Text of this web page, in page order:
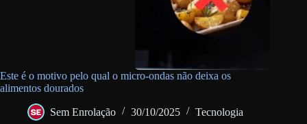
Este é o motivo pelo qual o micro-ondas não deixa os
alimentos dourados
Sem Enrolação 30/10/2025 Tecnologia